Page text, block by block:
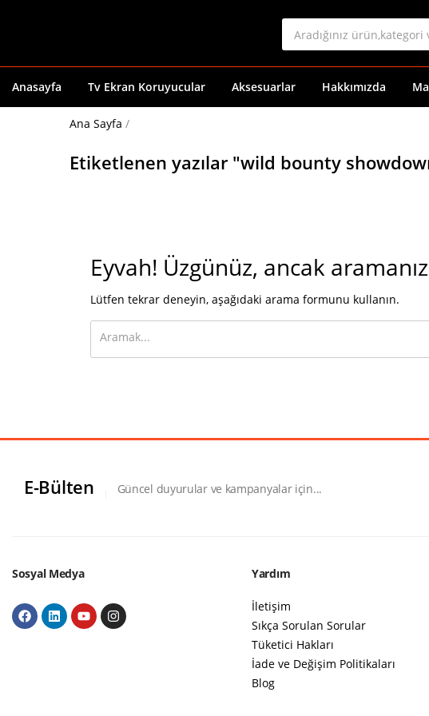
Anasayfa Tv Ekran Koruyucular Aksesuarlar Hakkımızda
Ana Sayfa /
Etiketlenen yazılar "wild bounty
Eyvah! Üzgünüz, ancak
Lütfen tekrar deneyin, aşağıdaki arama formunu kullanın.
E-Bülten Güncel duyurular ve kampanyalar için...
Sosyal Medya Yardım
İletişim
Sıkça Sorulan Sorular
Tüketici Hakları
İade ve Değişim Politikaları
Blog